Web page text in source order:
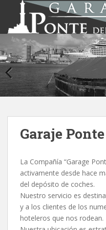
t
o
m
a
i
Garaje
La Compañía “Garage
activamente desde hace
del depósito de coches.
Nuestro servicio es
y a los clientes de los
hoteleros que nos rodean.